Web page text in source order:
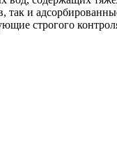
так и
строгого